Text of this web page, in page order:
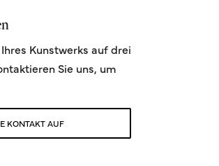
Kunstwerks auf drei
Sie uns, um
KONTAKT AUF